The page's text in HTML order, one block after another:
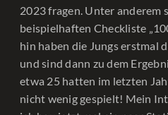
2023 fragen. Unter anderem
beispielhaften Checkliste
hin haben die Jungs erstmal
und sind dann zu dem
etwa 25 hatten im letzten
nicht wenig gespielt! Mein